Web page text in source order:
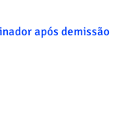
após demissão